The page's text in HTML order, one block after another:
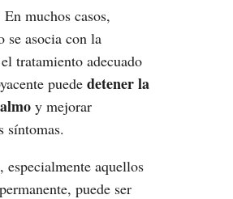
muchos casos,
se asocia con la
tratamiento adecuado
puede detener la
y mejorar
síntomas.
especialmente aquellos
puede ser